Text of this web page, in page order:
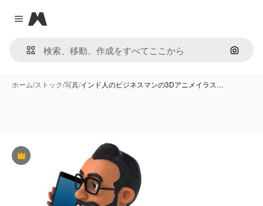
Close menu
Magnific
画像で
ホーム/ストック/写真/インド人のビジネスマンの3Dアニメイラス…
Premium